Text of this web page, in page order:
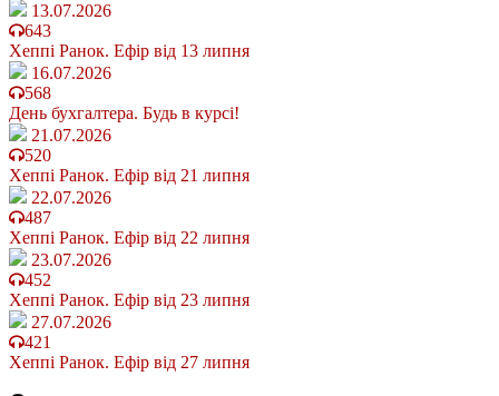
13.07.2026
643
Хеппі Ранок. Ефір від 13 липня
16.07.2026
568
День бухгалтера. Будь в курсі!
21.07.2026
520
Хеппі Ранок. Ефір від 21 липня
22.07.2026
487
Хеппі Ранок. Ефір від 22 липня
23.07.2026
452
Хеппі Ранок. Ефір від 23 липня
27.07.2026
421
Хеппі Ранок. Ефір від 27 липня